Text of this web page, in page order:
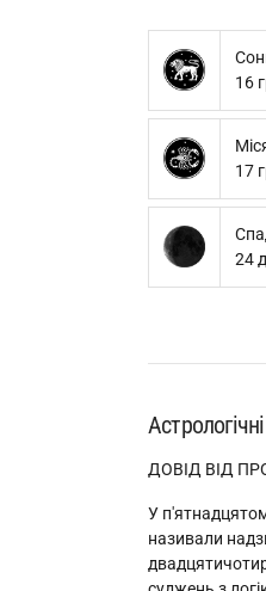
16
17
24
ДОВІД ВІД
У
називали